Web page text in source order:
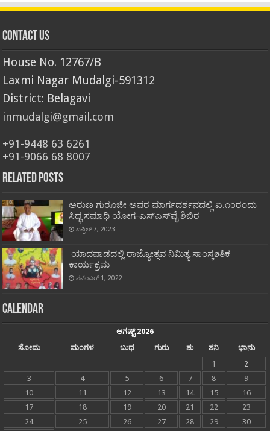
Contact Us
House No. 12767/B
Laxmi Nagar Mudalgi-591312
District: Belagavi
inmudalgi@gmail.com
+91-9448 63 6261
+91-9066 68 8007
Related Posts
ಅರುಣ ಗುರೂಜೀ ಅವರ ಮಾರ್ಗದರ್ಶನದಲ್ಲಿ ಏ.೧೦ರಂದು
ಸಿದ್ಧ ಸಮಾಧಿ ಯೋಗ-ಎಸ್‌ಎಸ್‌ವೈ ಶಿಬಿರ
ಏಪ್ರಿಲ್ 7, 2023
ಯಾದವಾಡದಲ್ಲಿ ರಾಜ್ಯೋತ್ಸವ ನಿಮಿತ್ಯ ಸಾಂಸ್ಕøತಿಕ
ಕಾರ್ಯಕ್ರಮ
ನವೆಂಬರ್ 1, 2022
Calendar
ಆಗಷ್ಟ್ 2026
ಸೋಮ
ಮಂಗಳ ಬುಧ ಗುರು ಶು ಶನಿ
ಭಾನು
1
2
3
4 5 6 7 8
9
10
11 12 13 14 15
16
17
18 19 20 21 22
23
24
25 26 27 28 29 30